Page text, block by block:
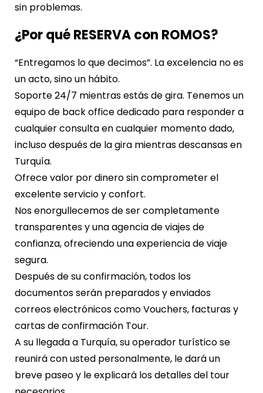
sin problemas.
¿Por qué RESERVA con ROMOS?
“Entregamos lo que decimos”. La excelencia no es
un acto, sino un hábito.
Soporte 24/7 mientras estás de gira. Tenemos un
equipo de back office dedicado para responder a
cualquier consulta en cualquier momento dado,
incluso después de la gira mientras descansas en
Turquía.
Ofrece valor por dinero sin comprometer el
excelente servicio y confort.
Nos enorgullecemos de ser completamente
transparentes y una agencia de viajes de
confianza, ofreciendo una experiencia de viaje
segura.
Después de su confirmación, todos los
documentos serán preparados y enviados
correos electrónicos como Vouchers, facturas y
cartas de confirmación Tour.
A su llegada a Turquía, su operador turístico se
reunirá con usted personalmente, le dará un
breve paseo y le explicará los detalles del tour